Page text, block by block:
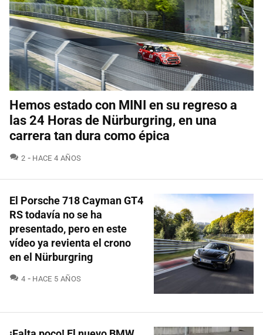
Hemos estado con MINI en su regreso a
las 24 Horas de Nürburgring, en una
carrera tan dura como épica
2 COMENTARIOS
HACE 4 AÑOS
El Porsche 718 Cayman GT4
RS todavía no se ha
presentado, pero en este
vídeo ya revienta el crono
en el Nürburgring
4 COMENTARIOS
HACE 5 AÑOS